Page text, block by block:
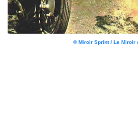
© Miroir Sprint / Le Miroir